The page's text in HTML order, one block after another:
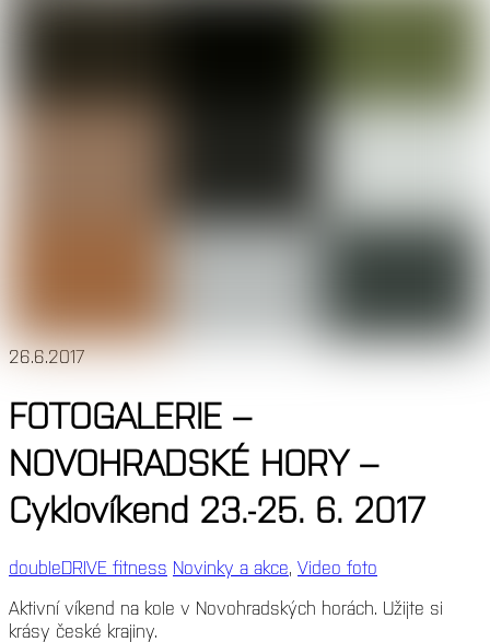
26.6.2017
FOTOGALERIE –
NOVOHRADSKÉ HORY –
Cyklovíkend 23.-25. 6. 2017
doubleDRIVE fitness Novinky a akce Video foto
Aktivní víkend na kole v Novohradských horách. Užijte si
krásy české krajiny.